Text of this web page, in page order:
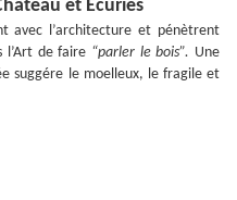
et Écuries
avec l’architecture et pénètrent
l’Art de faire “parler le bois”. Une
suggére le moelleux, le fragile et